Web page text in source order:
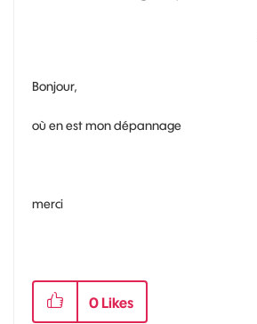
Bonjour,
où en est mon dépannage
merci
0 Likes